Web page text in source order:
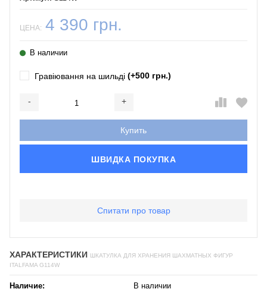
ЦЕНА: 4 390 грн.
В наличии
Гравіювання на шильді (+500 грн.)
- +
Купить
ШВИДКА ПОКУПКА
Спитати про товар
ХАРАКТЕРИСТИКИ ШКАТУЛКА ДЛЯ ХРАНЕНИЯ ШАХМАТНЫХ ФИГУР
ITALFAMA G114W
Наличие: В наличии